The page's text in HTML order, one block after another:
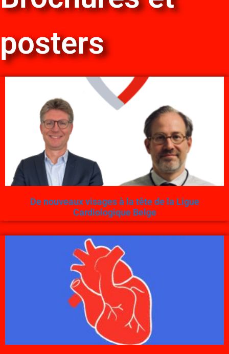
posters
De nouveaux visages à la tête de la Ligue
Cardiologique Belge